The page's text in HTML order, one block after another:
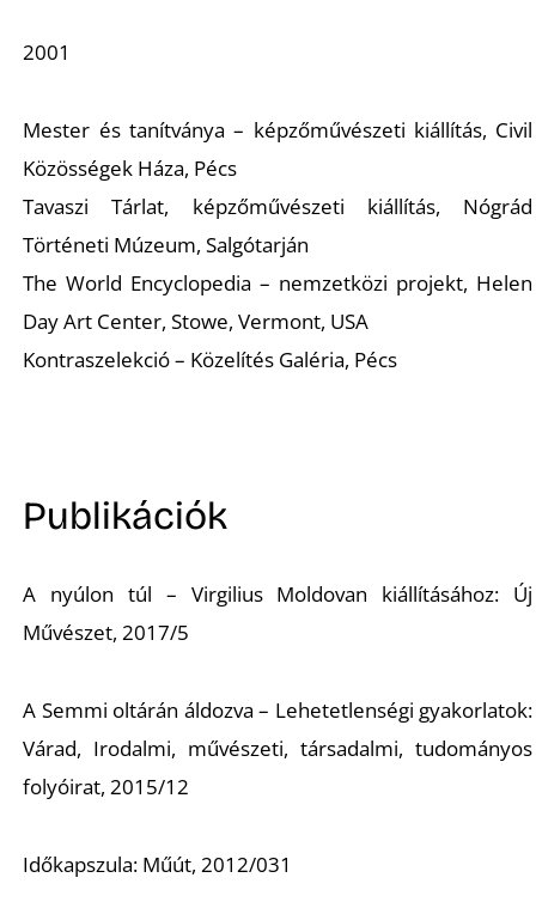
2001
Mester és tanítványa – képzőművészeti kiállítás, Civil
Közösségek Háza, Pécs
Tavaszi Tárlat, képzőművészeti kiállítás, Nógrád
Történeti Múzeum, Salgótarján
The World Encyclopedia – nemzetközi projekt, Helen
Day Art Center, Stowe, Vermont, USA
Kontraszelekció – Közelítés Galéria, Pécs
Publikációk
A nyúlon túl – Virgilius Moldovan kiállításához: Új
Művészet, 2017/5
A Semmi oltárán áldozva – Lehetetlenségi gyakorlatok:
Várad, Irodalmi, művészeti, társadalmi, tudományos
folyóirat, 2015/12
Időkapszula: Műút, 2012/031